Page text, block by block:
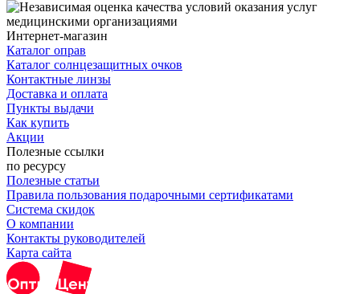
Интернет-магазин
Каталог оправ
Каталог солнцезащитных очков
Контактные линзы
Доставка и оплата
Пункты выдачи
Как купить
Акции
Полезные ссылки
по ресурсу
Полезные статьи
Правила пользования подарочными сертификатами
Система скидок
О компании
Контакты руководителей
Карта сайта